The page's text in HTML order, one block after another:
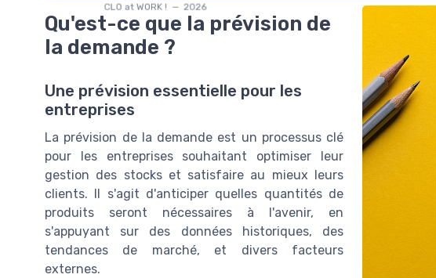
CLO at WORK ! — 2026
Qu'est-ce que la prévision de
la demande ?
Une prévision essentielle pour les
entreprises
La prévision de la demande est un processus clé
pour les entreprises souhaitant optimiser leur
gestion des stocks et satisfaire au mieux leurs
clients. Il s'agit d'anticiper quelles quantités de
produits seront nécessaires à l'avenir, en
s'appuyant sur des données historiques, des
tendances de marché, et divers facteurs
externes.